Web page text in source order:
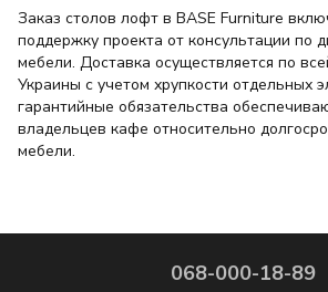
Заказ столов лофт в BASE Furniture
поддержку проекта от консультации по
мебели. Доставка осуществляется по
Украины с учетом хрупкости отдельных
гарантийные обязательства
владельцев кафе относительно
мебели.
068-000-18-89